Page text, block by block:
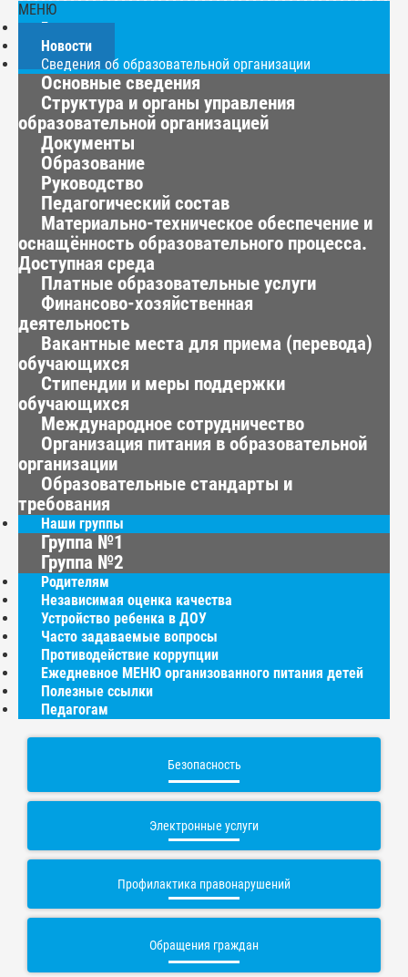
МЕНЮ
Главная
Новости
Сведения об образовательной организации
Основные сведения
Структура и органы управления
образовательной организацией
Документы
Образование
Руководство
Педагогический состав
Материально-техническое обеспечение и
оснащённость образовательного процесса.
Доступная среда
Платные образовательные услуги
Финансово-хозяйственная
деятельность
Вакантные места для приема (перевода)
обучающихся
Стипендии и меры поддержки
обучающихся
Международное сотрудничество
Организация питания в образовательной
организации
Образовательные стандарты и
требования
Наши группы
Группа №1
Группа №2
Родителям
Независимая оценка качества
Устройство ребенка в ДОУ
Часто задаваемые вопросы
Противодействие коррупции
Ежедневное МЕНЮ организованного питания детей
Полезные ссылки
Педагогам
Безопасность
Электронные услуги
Профилактика правонарушений
Обращения граждан